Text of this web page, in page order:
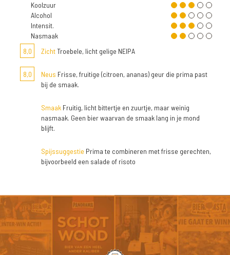
Koolzuur
Alcohol
Intensit.
Nasmaak
8,0
ZichtTroebele, licht gelige NEIPA
8,0 Neus Frisse, fruitige (citroen, ananas) geur die prima past
bij de smaak.
Smaak Fruitig, licht bittertje en zuurtje, maar weinig
nasmaak. Geen bier waarvan de smaak lang in je mond
blijft.
Spijssuggestie Prima te combineren met frisse gerechten,
bijvoorbeeld een salade of risoto